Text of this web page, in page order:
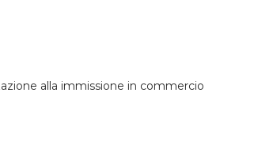
alla immissione in commercio